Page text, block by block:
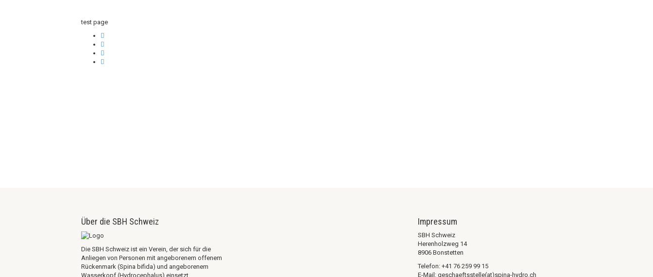
test page
Über die SBH Schweiz
Die SBH Schweiz ist ein Verein, der sich für die
Anliegen von Personen mit angeborenem offenem
Rückenmark (Spina bifida) und angeborenem
Wasserkopf (Hydrocephalus) einsetzt.
Impressum
SBH Schweiz
Herenholzweg 14
8906 Bonstetten
Telefon: +41 76 259 99 15
E-Mail: geschaeftsstelle(at)spina-hydro.ch